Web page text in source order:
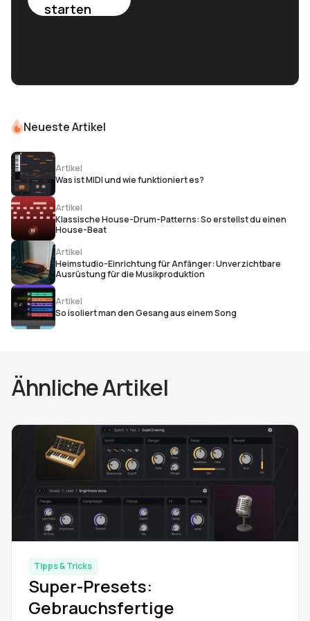
starten
Neueste Artikel
Artikel
Was ist MIDI und wie funktioniert es?
Artikel
Klassische House-Drum-Patterns: So erstellst du einen
House-Beat
Artikel
Heimstudio-Einrichtung für Anfänger: Unverzichtbare
Ausrüstung für die Musikproduktion
Artikel
So isoliert man den Gesang aus einem Song
Ähnliche Artikel
Tipps & Tricks
Super-Presets:
Gebrauchsfertige